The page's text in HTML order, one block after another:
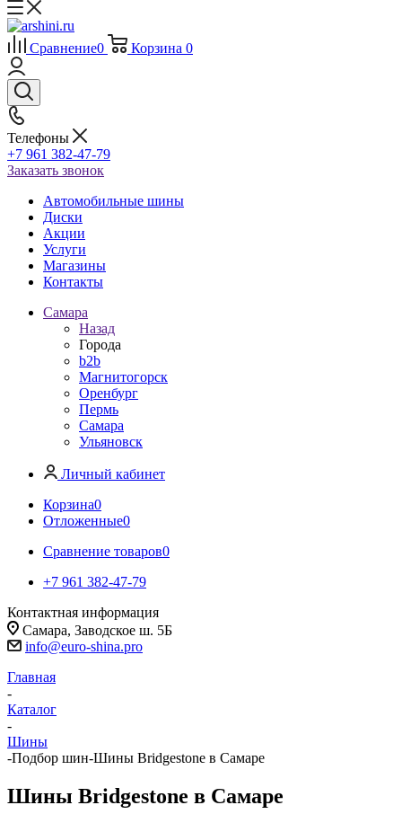
Сравнение0 Корзина 0
Телефоны
+7 961 382-47-79
Заказать звонок
Автомобильные шины
Диски
Акции
Услуги
Магазины
Контакты
Самара
Назад
Города
b2b
Магнитогорск
Оренбург
Пермь
Самара
Ульяновск
Личный кабинет
Корзина0
Отложенные0
Сравнение товаров0
+7 961 382-47-79
Контактная информация
Самара, Заводское ш. 5Б
info@euro-shina.pro
Главная
-
Каталог
-
Шины
-Подбор шин-Шины Bridgestone в Самаре
Шины Bridgestone в Самаре